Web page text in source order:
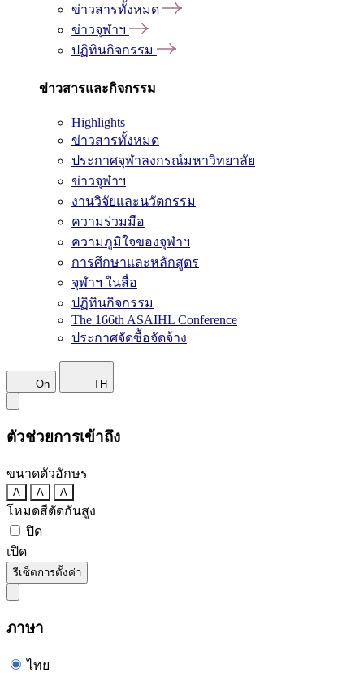
ข่าวสารทั้งหมด
ข่าวจุฬาฯ
ปฏิทินกิจกรรม
ข่าวสารและกิจกรรม
Highlights
ข่าวสารทั้งหมด
ประกาศจุฬาลงกรณ์มหาวิทยาลัย
ข่าวจุฬาฯ
งานวิจัยและนวัตกรรม
ความร่วมมือ
ความภูมิใจของจุฬาฯ
การศึกษาและหลักสูตร
จุฬาฯ ในสื่อ
ปฏิทินกิจกรรม
The 166th ASAIHL Conference
ประกาศจัดซื้อจัดจ้าง
On TH
ตัวช่วยการเข้าถึง
ขนาดตัวอักษร
A A A
โหมดสีตัดกันสูง
ปิด
เปิด
รีเซ็ตการตั้งค่า
ภาษา
ไทย